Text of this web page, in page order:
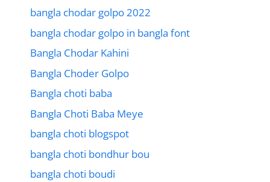
bangla chodar golpo 2022
bangla chodar golpo in bangla font
Bangla Chodar Kahini
Bangla Choder Golpo
Bangla choti baba
Bangla Choti Baba Meye
bangla choti blogspot
bangla choti bondhur bou
bangla choti boudi